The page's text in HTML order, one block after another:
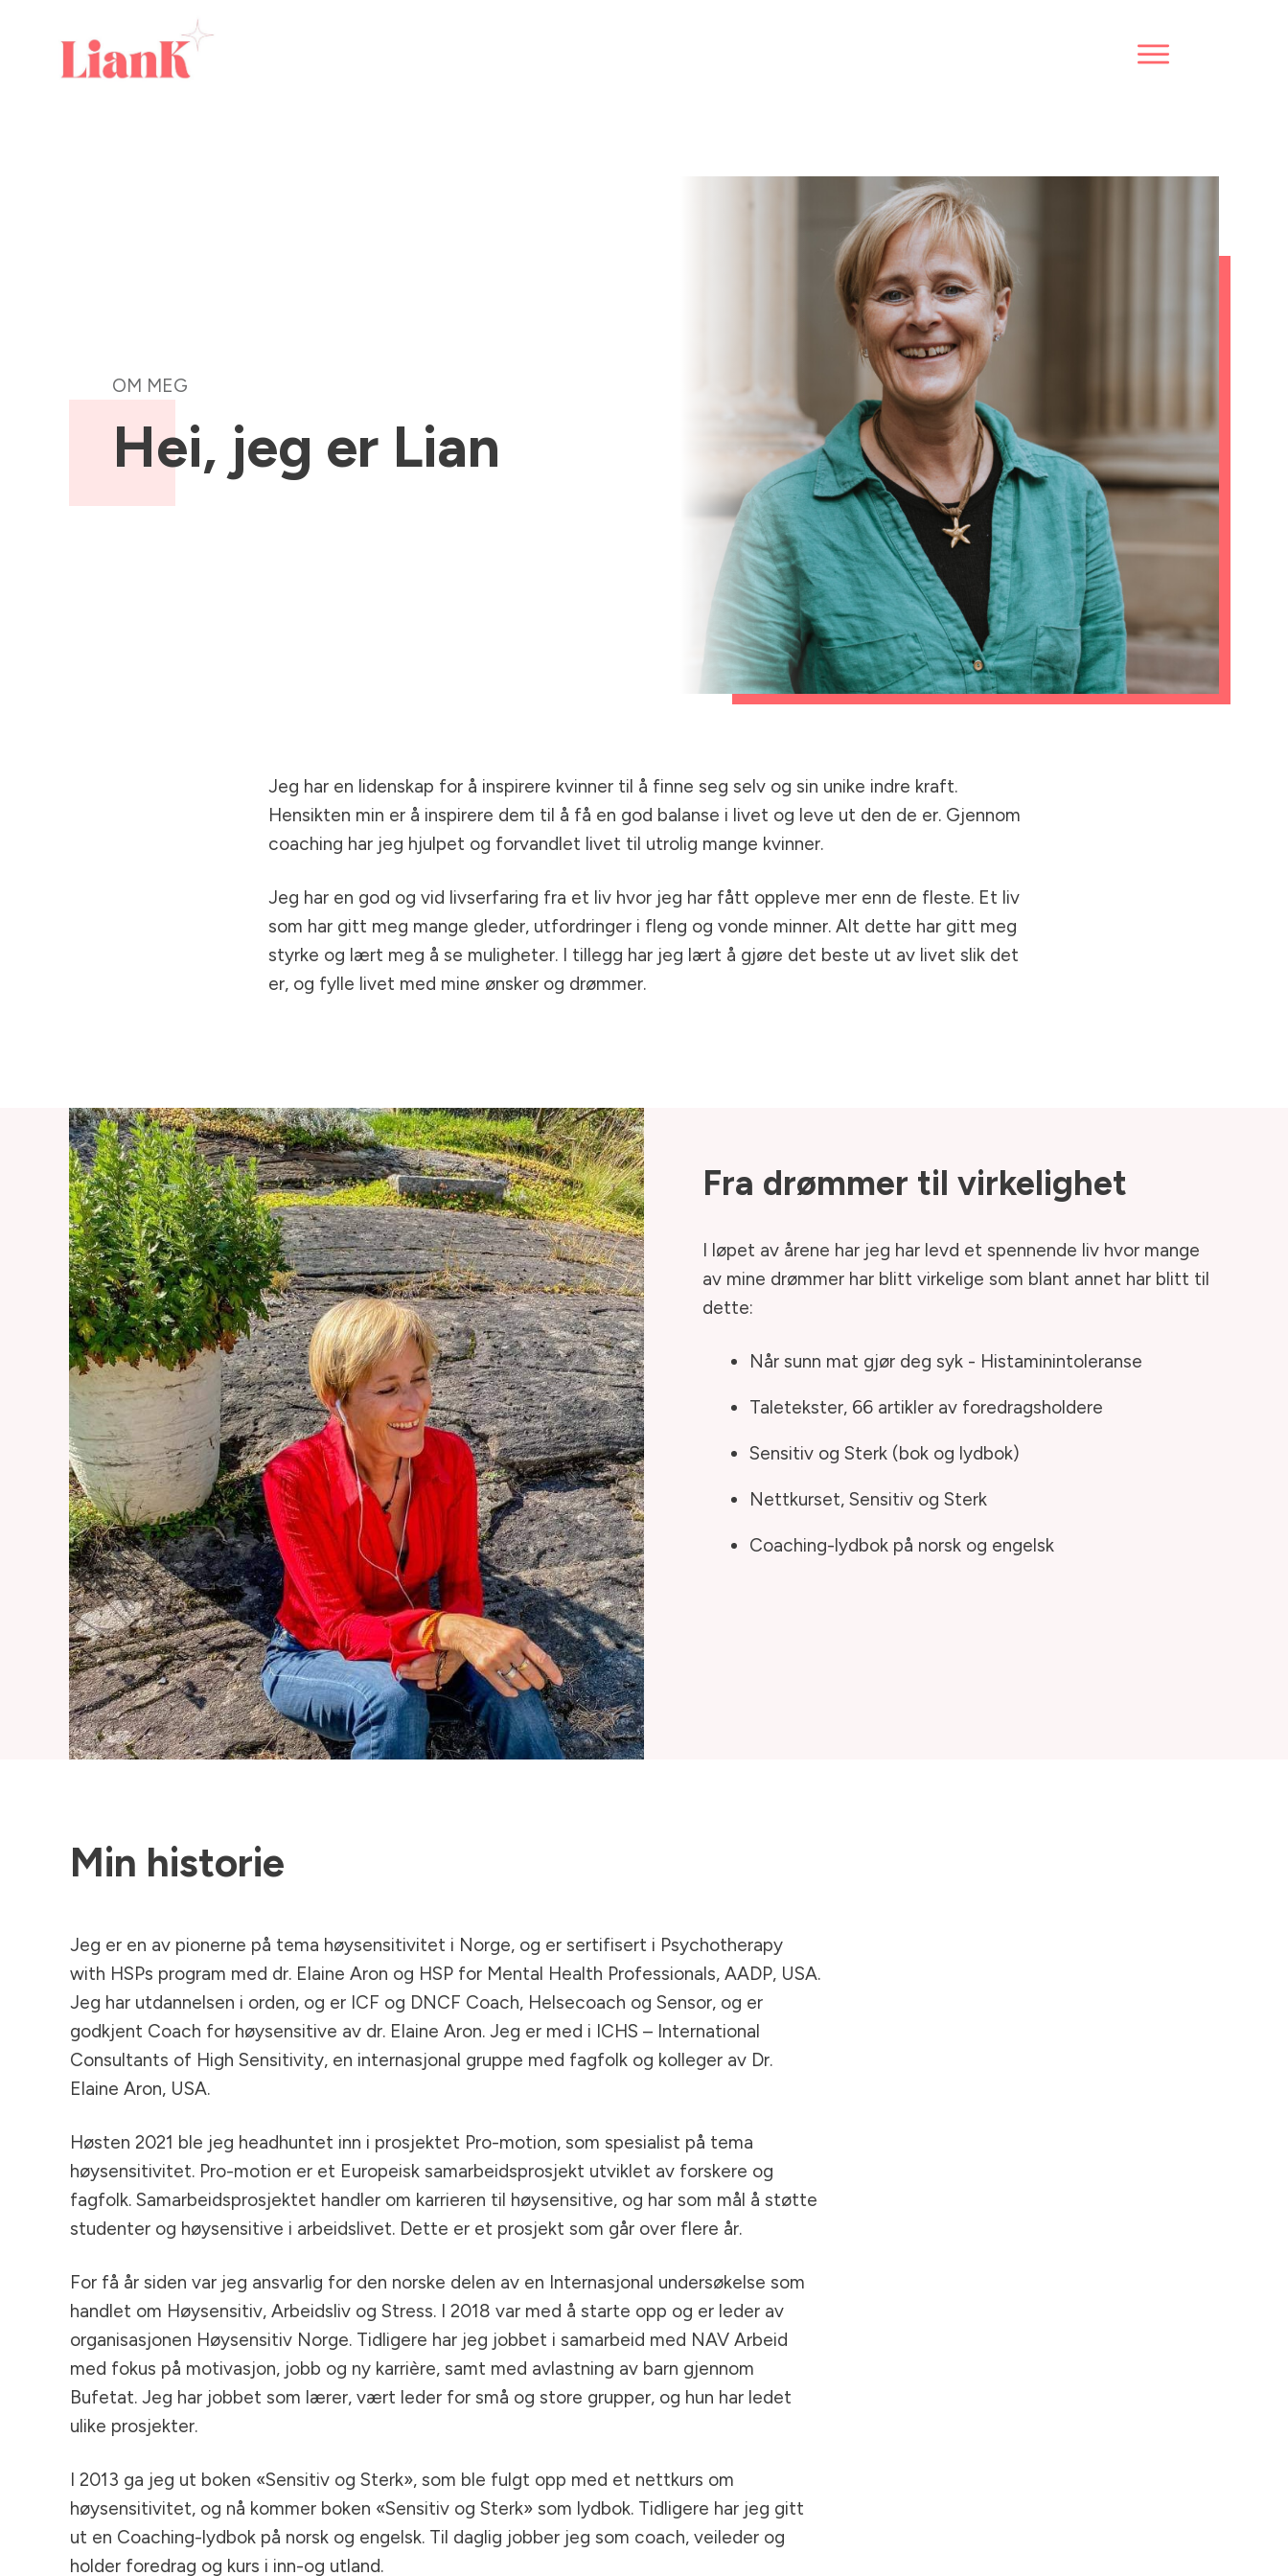
OM MEG
Hei, jeg er Lian
Jeg har en lidenskap for å inspirere kvinner til å finne seg selv og sin unike indre kraft.
Hensikten min er å inspirere dem til å få en god balanse i livet og leve ut den de er. Gjennom
coaching har jeg hjulpet og forvandlet livet til utrolig mange kvinner.
Jeg har en god og vid livserfaring fra et liv hvor jeg har fått oppleve mer enn de fleste. Et liv
som har gitt meg mange gleder, utfordringer i fleng og vonde minner. Alt dette har gitt meg
styrke og lært meg å se muligheter. I tillegg har jeg lært å gjøre det beste ut av livet slik det
er, og fylle livet med mine ønsker og drømmer.
Fra drømmer til virkelighet
I løpet av årene har jeg har levd et spennende liv hvor mange
av mine drømmer har blitt virkelige som blant annet har blitt til
dette:
Når sunn mat gjør deg syk - Histaminintoleranse
Taletekster, 66 artikler av foredragsholdere
Sensitiv og Sterk (bok og lydbok)
Nettkurset, Sensitiv og Sterk
Coaching-lydbok på norsk og engelsk
Min historie
Jeg er en av pionerne på tema høysensitivitet i Norge, og er sertifisert i Psychotherapy
with HSPs program med dr. Elaine Aron og HSP for Mental Health Professionals, AADP, USA.
Jeg har utdannelsen i orden, og er ICF og DNCF Coach, Helsecoach og Sensor, og er
godkjent Coach for høysensitive av dr. Elaine Aron. Jeg er med i ICHS – International
Consultants of High Sensitivity, en internasjonal gruppe med fagfolk og kolleger av Dr.
Elaine Aron, USA.
Høsten 2021 ble jeg headhuntet inn i prosjektet Pro-motion, som spesialist på tema
høysensitivitet. Pro-motion er et Europeisk samarbeidsprosjekt utviklet av forskere og
fagfolk. Samarbeidsprosjektet handler om karrieren til høysensitive, og har som mål å støtte
studenter og høysensitive i arbeidslivet. Dette er et prosjekt som går over flere år.
For få år siden var jeg ansvarlig for den norske delen av en Internasjonal undersøkelse som
handlet om Høysensitiv, Arbeidsliv og Stress. I 2018 var med å starte opp og er leder av
organisasjonen Høysensitiv Norge. Tidligere har jeg jobbet i samarbeid med NAV Arbeid
med fokus på motivasjon, jobb og ny karrière, samt med avlastning av barn gjennom
Bufetat. Jeg har jobbet som lærer, vært leder for små og store grupper, og hun har ledet
ulike prosjekter.
I 2013 ga jeg ut boken «Sensitiv og Sterk», som ble fulgt opp med et nettkurs om
høysensitivitet, og nå kommer boken «Sensitiv og Sterk» som lydbok. Tidligere har jeg gitt
ut en Coaching-lydbok på norsk og engelsk. Til daglig jobber jeg som coach, veileder og
holder foredrag og kurs i inn-og utland.